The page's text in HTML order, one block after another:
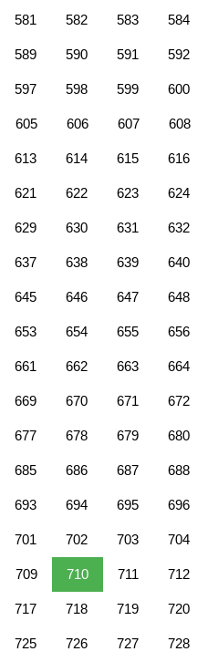
581 582 583 584
589 590 591 592
597 598 599 600
605 606 607 608
613 614 615 616
621 622 623 624
629 630 631 632
637 638 639 640
645 646 647 648
653 654 655 656
661 662 663 664
669 670 671 672
677 678 679 680
685 686 687 688
693 694 695 696
701 702 703 704
709 710 711 712
717 718 719 720
725 726 727 728